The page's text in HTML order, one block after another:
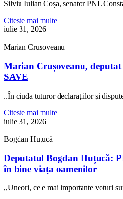
Silviu Iulian Coșa, senator PNL
Citeste mai multe
iulie 31, 2026
Marian Crușoveanu
Marian Crușoveanu,
SAVE
,,În ciuda tuturor declarațiilor și
Citeste mai multe
iulie 31, 2026
Bogdan Huțucă
Deputatul Bogdan Huțucă:
în bine viața oamenilor
,,Uneori, cele mai importante voturi